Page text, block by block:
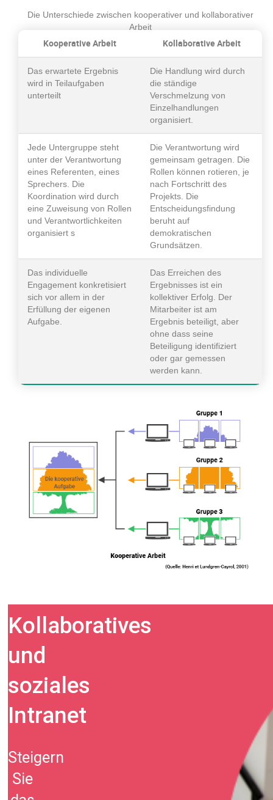
Die Unterschiede zwischen kooperativer und kollaborativer
Arbeit
Kooperative Arbeit Kollaborative Arbeit
Das erwartete Ergebnis
wird in Teilaufgaben
unterteilt
Die Handlung wird durch
die ständige
Verschmelzung von
Einzelhandlungen
organisiert.
Jede Untergruppe steht
unter der Verantwortung
eines Referenten, eines
Sprechers. Die
Koordination wird durch
eine Zuweisung von Rollen
und Verantwortlichkeiten
organisiert s
Die Verantwortung wird
gemeinsam getragen. Die
Rollen können rotieren, je
nach Fortschritt des
Projekts. Die
Entscheidungsfindung
beruht auf
demokratischen
Grundsätzen.
Das individuelle
Engagement konkretisiert
sich vor allem in der
Erfüllung der eigenen
Aufgabe.
Das Erreichen des
Ergebnisses ist ein
kollektiver Erfolg. Der
Mitarbeiter ist am
Ergebnis beteiligt, aber
ohne dass seine
Beteiligung identifiziert
oder gar gemessen
werden kann.
Kollaboratives
und
soziales
Intranet
Steigern
Sie